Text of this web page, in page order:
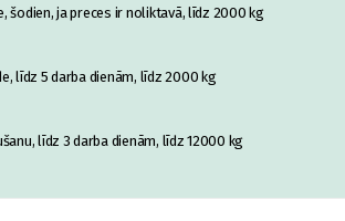
šodien, ja preces ir noliktavā, līdz 2000 kg
līdz 5 darba dienām, līdz 2000 kg
līdz 3 darba dienām, līdz 12000 kg